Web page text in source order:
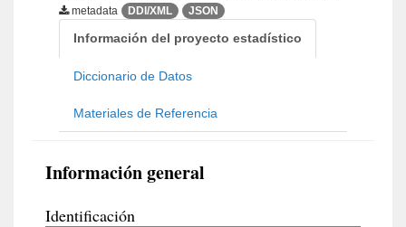
metadata
DDI/XML JSON
Información del proyecto estadístico
Diccionario de Datos
Materiales de Referencia
Información general
Identificación